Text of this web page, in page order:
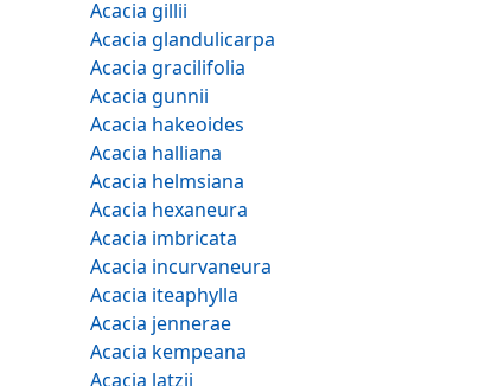
Acacia gillii
Acacia glandulicarpa
Acacia gracilifolia
Acacia gunnii
Acacia hakeoides
Acacia halliana
Acacia helmsiana
Acacia hexaneura
Acacia imbricata
Acacia incurvaneura
Acacia iteaphylla
Acacia jennerae
Acacia kempeana
Acacia latzii